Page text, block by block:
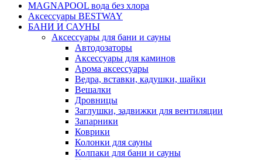
MAGNAPOOL вода без хлора
Аксессуары BESTWAY
БАНИ И САУНЫ
Аксессуары для бани и сауны
Автодозаторы
Аксессуары для каминов
Арома аксессуары
Ведра, вставки, кадушки, шайки
Вешалки
Дровницы
Заглушки, задвижки для вентиляции
Запарники
Коврики
Колонки для сауны
Колпаки для бани и сауны